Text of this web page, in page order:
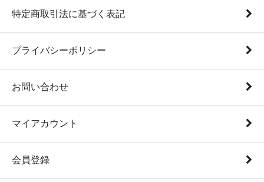
特定商取引法に基づく表記
プライバシーポリシー
お問い合わせ
マイアカウント
会員登録